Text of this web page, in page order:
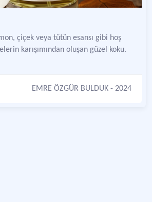
çiçek veya tütün esansı gibi hoş
karışımından oluşan güzel koku.
EMRE ÖZGÜR BULDUK - 2024